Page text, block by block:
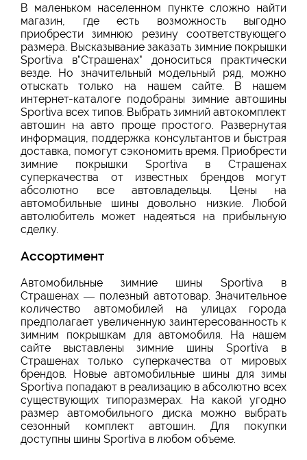
В маленьком населенном пункте сложно найти
магазин, где есть возможность выгодно
приобрести зимнюю резину соответствующего
размера. Высказывание заказать зимние покрышки
Sportiva в"Страшенах" доноситься практически
везде. Но значительный модельный ряд, можно
отыскать только на нашем сайте. В нашем
интернет-каталоге подобраны зимние автошины
Sportiva всех типов. Выбрать зимний автокомплект
автошин на авто проще простого. Развернутая
информация, поддержка консультантов и быстрая
доставка, помогут сэкономить время. Приобрести
зимние покрышки Sportiva в Страшенах
суперкачества от известных брендов могут
абсолютно все автовладельцы. Цены на
автомобильные шины довольно низкие. Любой
автолюбитель может надеяться на прибыльную
сделку.
Ассортимент
Автомобильные зимние шины Sportiva в
Страшенах — полезный автотовар. Значительное
количество автомобилей на улицах города
предполагает увеличенную заинтересованность к
зимним покрышкам для автомобиля. На нашем
сайте выставлены зимние шины Sportiva в
Страшенах только суперкачества от мировых
брендов. Новые автомобильные шины для зимы
Sportiva попадают в реализацию в абсолютно всех
существующих типоразмерах. На какой угодно
размер автомобильного диска можно выбрать
сезонный комплект автошин. Для покупки
доступны шины Sportiva в любом объеме.